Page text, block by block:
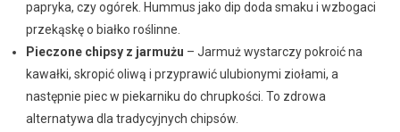
papryka, czy ogórek. Hummus jako dip doda smaku i wzbogaci
przekąskę o białko roślinne.
Pieczone chipsy z jarmużu – Jarmuż wystarczy pokroić na
kawałki, skropić oliwą i przyprawić ulubionymi ziołami, a
następnie piec w piekarniku do chrupkości. To zdrowa
alternatywa dla tradycyjnych chipsów.